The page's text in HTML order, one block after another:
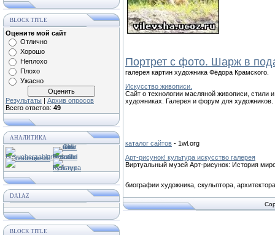
BLOCK TITLE
Оцените мой сайт
Отлично
Хорошо
Неплохо
Плохо
Ужасно
Результаты | Архив опросов
Всего ответов: 49
АНАЛИТИКА
DAI.AZ
BLOCK TITLE
Портрет с фото. Шарж в
галерея картин художника Фёдора Крамского.
Искусство живописи.
Сайт о технологии масляной живописи, стили
художниках. Галерея и форум для художников.
каталог сайтов - 1wl.org
Арт-рисунок! культура искусство галерея
Виртуальный музей Арт-рисунок: История
биографии художника, скульптора,